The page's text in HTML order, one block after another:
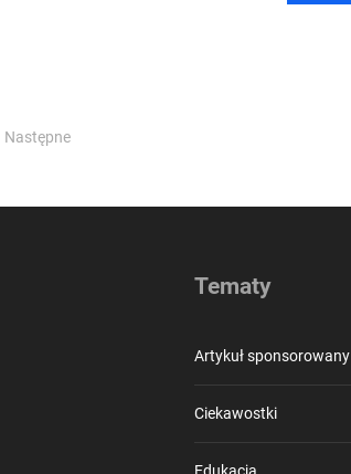
Następne
Tematy
Artykuł sponsorowany
Ciekawostki